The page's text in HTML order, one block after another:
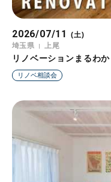
2026/07/11
(土)
埼玉県
上尾
リノベーションまるわ
リノベ相談会